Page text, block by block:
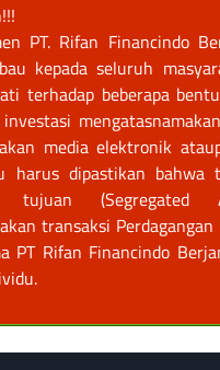
PT. Rifan Financindo
kepada seluruh
terhadap beberapa
media elektronik
harus dipastikan bahwa
tujuan (Segregated
transaksi
PT Rifan Financindo